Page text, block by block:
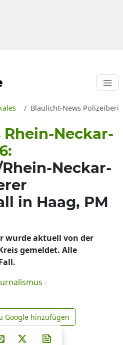
Blaulicht-News
Neckar-
Neckar-
in Haag, PM
wurde aktuell von der
gemeldet. Alle
-
news.de zu Google
Google hinzufügen
auf Facebook
Teilen auf Whatsapp
Teilen auf Telegram
auf Pinterest
Per E-Mail teilen
Post auf X